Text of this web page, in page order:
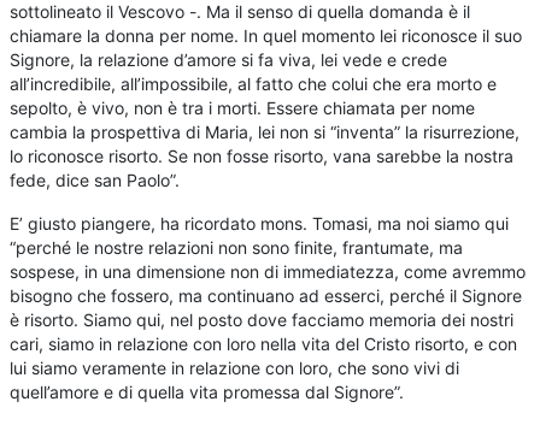
sottolineato il Vescovo -. Ma il senso di quella domanda è il
chiamare la donna per nome. In quel momento lei riconosce il suo
Signore, la relazione d’amore si fa viva, lei vede e crede
all’incredibile, all’impossibile, al fatto che colui che era morto e
sepolto, è vivo, non è tra i morti. Essere chiamata per nome
cambia la prospettiva di Maria, lei non si “inventa” la risurrezione,
lo riconosce risorto. Se non fosse risorto, vana sarebbe la nostra
fede, dice san Paolo”.
E’ giusto piangere, ha ricordato mons. Tomasi, ma noi siamo qui
“perché le nostre relazioni non sono finite, frantumate, ma
sospese, in una dimensione non di immediatezza, come avremmo
bisogno che fossero, ma continuano ad esserci, perché il Signore
è risorto. Siamo qui, nel posto dove facciamo memoria dei nostri
cari, siamo in relazione con loro nella vita del Cristo risorto, e con
lui siamo veramente in relazione con loro, che sono vivi di
quell’amore e di quella vita promessa dal Signore”.